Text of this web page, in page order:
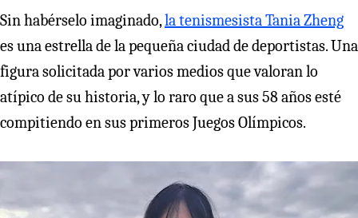
Sin habérselo imaginado,la tenismesista Tania Zheng
es una estrella de la pequeña ciudad de deportistas. Una
figura solicitada por varios medios que valoran lo
atípico de su historia, y lo raro que a sus 58 años esté
compitiendo en sus primeros Juegos Olímpicos.